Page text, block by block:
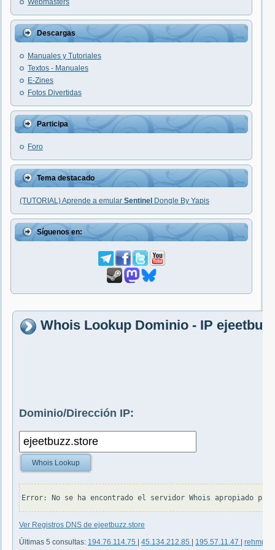
Webmasters
Descargas
Manuales y Tutoriales
Textos - Manuales
E-Zines
Fotos Divertidas
Participa
Foro
Tema destacado
(TUTORIAL) Aprende a emular Sentinel Dongle By Yapis
Síguenos en:
Whois Lookup Dominio - IP
Dominio/Dirección IP:
Whois Lookup
Ver Registros DNS de ejeetbuzz.store
Últimas 5 consultas: 194.76.114.75 45.134.212.85 195.57.11.47